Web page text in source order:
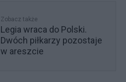
Zobacz także
Legia wraca do Polski.
Dwóch piłkarzy pozostaje
w areszcie